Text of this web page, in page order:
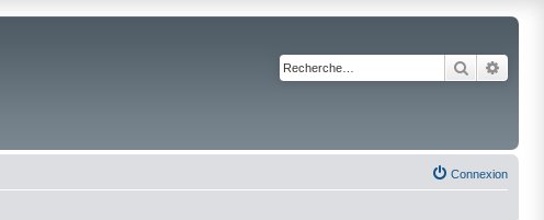
Rechercher
Connexion